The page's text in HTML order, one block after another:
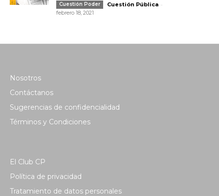
Cuestión Poder Cuestión Pública -
febrero 18, 2021
Nosotros
Contáctanos
Sugerencias de confidencialidad
Términos y Condiciones
El Club CP
Política de privacidad
Tratamiento de datos personales